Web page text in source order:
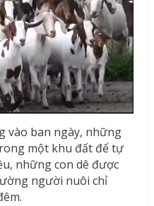
vào ban ngày, những
một khu đất để tự
những con dê được
người nuôi chỉ